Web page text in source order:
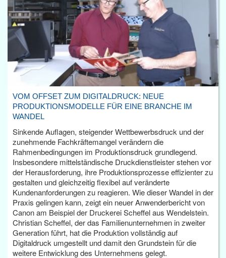
VOM OFFSET ZUM DIGITALDRUCK: NEUE
PRODUKTIONSMODELLE FÜR EINE BRANCHE IM
WANDEL
Sinkende Auflagen, steigender Wettbewerbsdruck und der
zunehmende Fachkräftemangel verändern die
Rahmenbedingungen im Produktionsdruck grundlegend.
Insbesondere mittelständische Druckdienstleister stehen vor
der Herausforderung, ihre Produktionsprozesse effizienter zu
gestalten und gleichzeitig flexibel auf veränderte
Kundenanforderungen zu reagieren. Wie dieser Wandel in der
Praxis gelingen kann, zeigt ein neuer Anwenderbericht von
Canon am Beispiel der Druckerei Scheffel aus Wendelstein.
Christian Scheffel, der das Familienunternehmen in zweiter
Generation führt, hat die Produktion vollständig auf
Digitaldruck umgestellt und damit den Grundstein für die
weitere Entwicklung des Unternehmens gelegt.